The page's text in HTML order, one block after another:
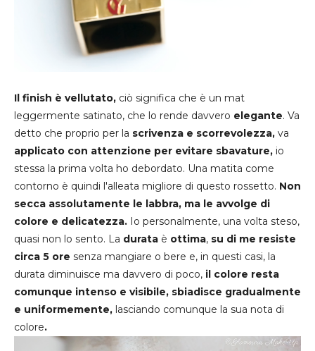
Il finish è vellutato, ciò significa che è un mat
leggermente satinato, che lo rende davvero elegante. Va
detto che proprio per la scrivenza e scorrevolezza, va
applicato con attenzione per evitare sbavature, io
stessa la prima volta ho debordato. Una matita come
contorno è quindi l'alleata migliore di questo rossetto. Non
secca assolutamente le labbra, ma le avvolge di
colore e delicatezza. Io personalmente, una volta steso,
quasi non lo sento. La durata è ottima, su di me resiste
circa 5 ore senza mangiare o bere e, in questi casi, la
durata diminuisce ma davvero di poco, il colore resta
comunque intenso e visibile, sbiadisce gradualmente
e uniformemente, lasciando comunque la sua nota di
colore.